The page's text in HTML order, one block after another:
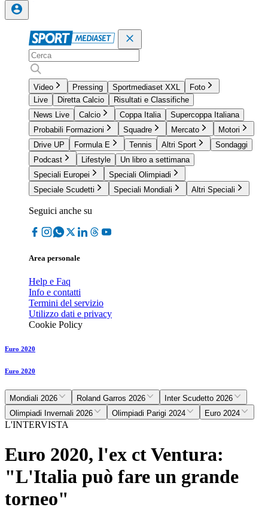
Video Pressing Sportmediaset XXL
Foto
Live
Diretta Calcio
Risultati e Classifiche
News Live
Calcio Coppa Italia
Supercoppa Italiana
Probabili Formazioni
Squadre Mercato
Motori
Drive UP
Formula E Tennis Altri Sport
Sondaggi
Podcast
Lifestyle
Un libro a settimana
Speciali Europei
Speciali Olimpiadi
Speciale Scudetti
Speciali Mondiali Altri Speciali
Seguici anche su
Area personale
Help e Faq
Info e contatti
Termini del servizio
Utilizzo dati e privacy
Cookie Policy
Euro 2020
Euro 2020
Mondiali 2026 Roland Garros 2026
Inter Scudetto 2026
Olimpiadi Invernali 2026
Olimpiadi Parigi 2024 Euro 2024
L'INTERVISTA
Euro 2020, l'ex ct Ventura:
"L'Italia può fare un grande
torneo"